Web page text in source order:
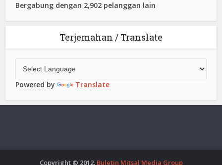
Bergabung dengan 2,902 pelanggan lain
Terjemahan / Translate
Powered by Translate
Copyright © 2012. Buletin Mitsal Media Group